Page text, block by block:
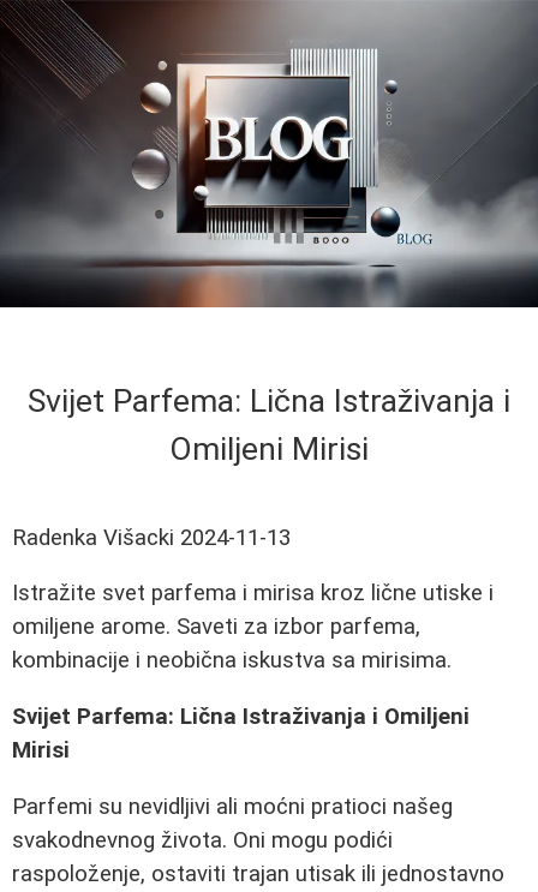
Svijet Parfema: Lična Istraživanja i
Omiljeni Mirisi
Radenka Višacki 2024-11-13
Istražite svet parfema i mirisa kroz lične utiske i
omiljene arome. Saveti za izbor parfema,
kombinacije i neobična iskustva sa mirisima.
Svijet Parfema: Lična Istraživanja i Omiljeni
Mirisi
Parfemi su nevidljivi ali moćni pratioci našeg
svakodnevnog života. Oni mogu podići
raspoloženje, ostaviti trajan utisak ili jednostavno